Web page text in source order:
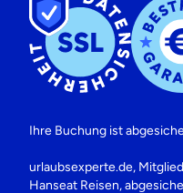
Ihre Buchung ist
urlaubsexperte.de,
Hanseat Reisen,